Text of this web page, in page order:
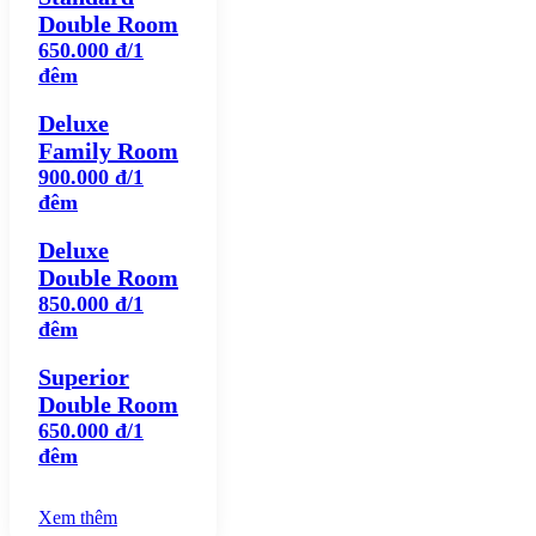
Double Room
650.000 đ/1
đêm
Deluxe
Family Room
900.000 đ/1
đêm
Deluxe
Double Room
850.000 đ/1
đêm
Superior
Double Room
650.000 đ/1
đêm
Xem thêm